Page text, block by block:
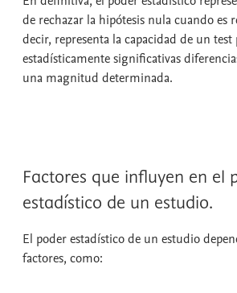
de rechazar la hipótesis nula cuando es
decir, representa la capacidad de un
estadísticamente significativas
una magnitud determinada.
Factores que influyen en el
estadístico de un estudio.
El poder estadísticode un estudio
factores, como: